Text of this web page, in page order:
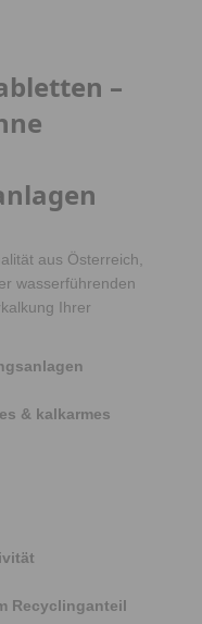
–
aus Österreich,
wasserführenden
Ihrer
& kalkarmes
Recyclinganteil